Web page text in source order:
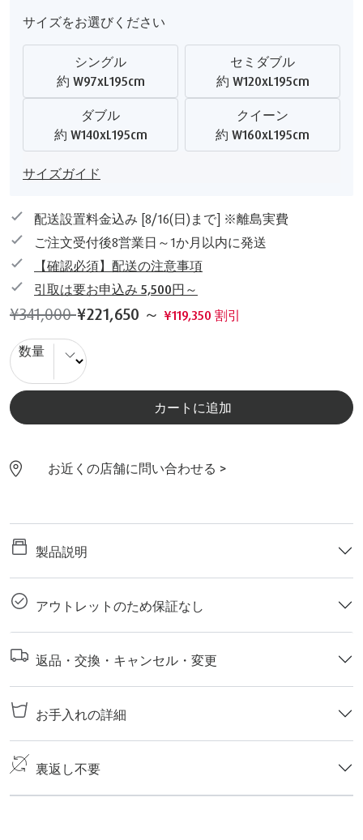
サイズをお選びください
シングル
約 W97xL195cm
セミダブル
約 W120xL195cm
ダブル
約 W140xL195cm
クイーン
約 W160xL195cm
サイズガイド
配送設置料金込み [8/16(日)まで] ※離島実費
ご注文受付後8営業日～1か月以内に発送
【確認必須】配送の注意事項
引取は要お申込み 5,500円～
¥341,000¥221,650 ～ ¥119,350 割引
数量
カートに追加
お近くの店舗に問い合わせる >
製品説明
アウトレットのため保証なし
返品・交換・キャンセル・変更
お手入れの詳細
裏返し不要